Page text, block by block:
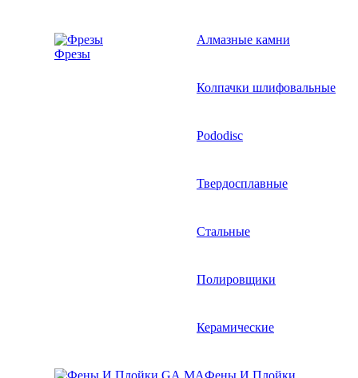
Фрезы
Алмазные камни
Колпачки шлифовальные
Pododisc
Твердосплавные
Стальные
Полировщики
Керамические
Фены И Плойки